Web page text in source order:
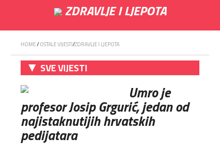
ZDRAVLJE I LJEPOTA
HOME/OSTALE VIJESTI/ZDRAVLJE I LJEPOTA
SVE VIJESTI
Umro je
profesor Josip Grgurić, jedan od
najistaknutijih hrvatskih
pedijatara